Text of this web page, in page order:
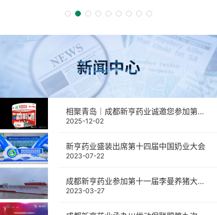
相聚青岛｜成都新亨药业诚邀您参加第二十二届中国畜牧业博览会
2025-12-02
新亨药业盛装出席第十四届中国奶业大会
2023-07-22
成都新亨药业参加第十一届李曼养猪大会暨世界猪业博览会取得圆满成功
2023-03-27